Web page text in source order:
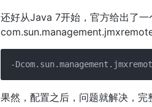
还好从Java 7开始，官方给出了
果然，配置之后，问题就解决，完